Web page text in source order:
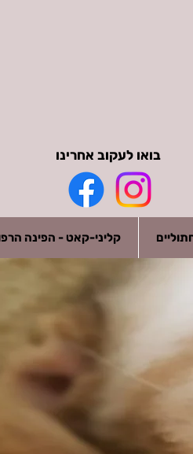
קליני-קאט - הפינה
בואו לעקוב אחרינו